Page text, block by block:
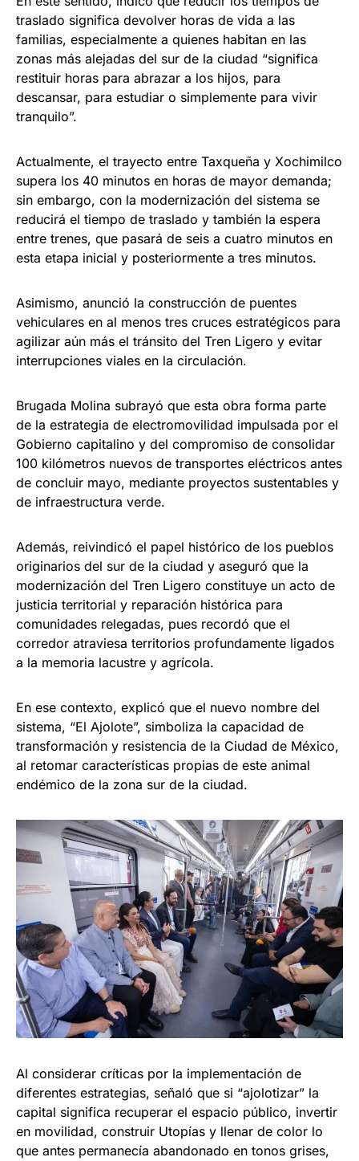
traslado significa devolver horas de vida a las
familias, especialmente a quienes habitan en las
zonas más alejadas del sur de la ciudad “significa
restituir horas para abrazar a los hijos, para
descansar, para estudiar o simplemente para vivir
tranquilo”.
Actualmente, el trayecto entre Taxqueña y Xochimilco
supera los 40 minutos en horas de mayor demanda;
sin embargo, con la modernización del sistema se
reducirá el tiempo de traslado y también la espera
entre trenes, que pasará de seis a cuatro minutos en
esta etapa inicial y posteriormente a tres minutos.
Asimismo, anunció la construcción de puentes
vehiculares en al menos tres cruces estratégicos para
agilizar aún más el tránsito del Tren Ligero y evitar
interrupciones viales en la circulación.
Brugada Molina subrayó que esta obra forma parte
de la estrategia de electromovilidad impulsada por el
Gobierno capitalino y del compromiso de consolidar
100 kilómetros nuevos de transportes eléctricos antes
de concluir mayo, mediante proyectos sustentables y
de infraestructura verde.
Además, reivindicó el papel histórico de los pueblos
originarios del sur de la ciudad y aseguró que la
modernización del Tren Ligero constituye un acto de
justicia territorial y reparación histórica para
comunidades relegadas, pues recordó que el
corredor atraviesa territorios profundamente ligados
a la memoria lacustre y agrícola.
En ese contexto, explicó que el nuevo nombre del
sistema, “El Ajolote”, simboliza la capacidad de
transformación y resistencia de la Ciudad de México,
al retomar características propias de este animal
endémico de la zona sur de la ciudad.
Al considerar críticas por la implementación de
diferentes estrategias, señaló que si “ajolotizar” la
capital significa recuperar el espacio público, invertir
en movilidad, construir Utopías y llenar de color lo
que antes permanecía abandonado en tonos grises,